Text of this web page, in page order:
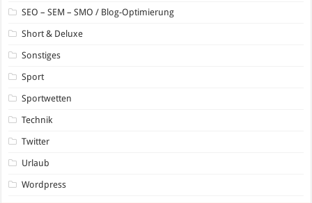
SEO – SEM – SMO / Blog-Optimierung
Short & Deluxe
Sonstiges
Sport
Sportwetten
Technik
Twitter
Urlaub
Wordpress